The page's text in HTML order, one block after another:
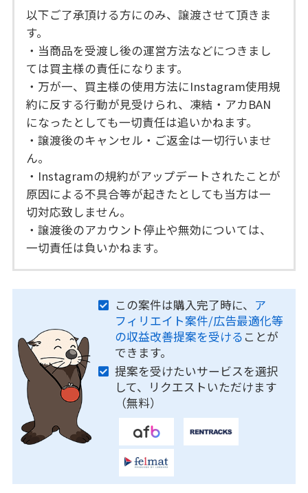
以下ご了承頂ける方にのみ、譲渡させて頂きま
す。
・当商品を受渡し後の運営方法などにつきまし
ては買主様の責任になります。
・万が一、買主様の使用方法にInstagram使用規
約に反する行動が見受けられ、凍結・アカBAN
になったとしても一切責任は追いかねます。
・譲渡後のキャンセル・ご返金は一切行いませ
ん。
・Instagramの規約がアップデートされたことが
原因による不具合等が起きたとしても当方は一
切対応致しません。
・譲渡後のアカウント停止や無効については、
一切責任は負いかねます。
この案件は購入完了時に、 ア
フィリエイト案件/広告最適化等
の収益改善提案を受ける ことが
できます。
提案を受けたいサービスを選択
して、リクエストいただけます
（無料）